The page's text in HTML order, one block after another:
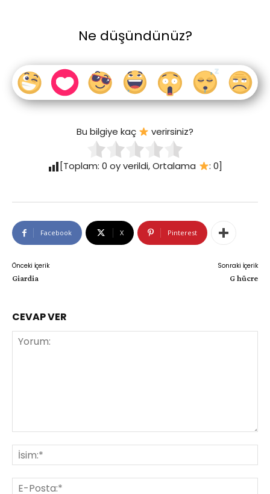
Ne düşündünüz?
Bu bilgiye kaç verirsiniz?
[Toplam:0 oy verildi, Ortalama : 0]
Facebook X Pinterest
Önceki İçerik
Giardia
Sonraki İçerik
G hücre
CEVAP VER